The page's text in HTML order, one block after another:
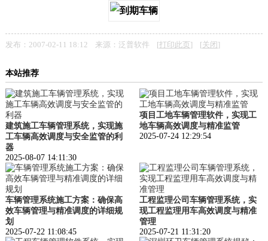
发布：2007-02-11 18:12 来源：泛普软件 [打印此页] [关闭 ]
本站推荐
建筑施工车辆管理系统，实现施
工车辆高效调度与安全监管的利
器
2025-08-07 14:11:30
项目工地车辆管理软件，实现工
地车辆高效调度与精准监管
2025-07-24 12:29:54
车辆管理系统施工方案：确保高
效车辆管理与精准调度的详细规
划
2025-07-22 11:08:45
工程监理公司车辆管理系统，实
现工程监理用车高效调度与精准
管理
2025-07-21 11:31:20